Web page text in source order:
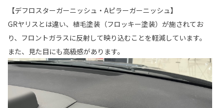
【デフロスターガーニッシュ・Aピラーガーニッシュ】
GRヤリスとは違い、植毛塗装（フロッキー塗装）が施されてお
り、フロントガラスに反射して映り込むことを軽減しています。
また、見た目にも高級感があります。